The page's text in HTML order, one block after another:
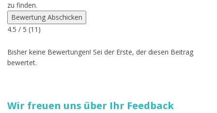
zu finden.
Bewertung Abschicken
4.5 / 5 (11 )
Bisher keine Bewertungen! Sei der Erste, der diesen Beitrag
bewertet.
Wir freuen uns über Ihr Feedback